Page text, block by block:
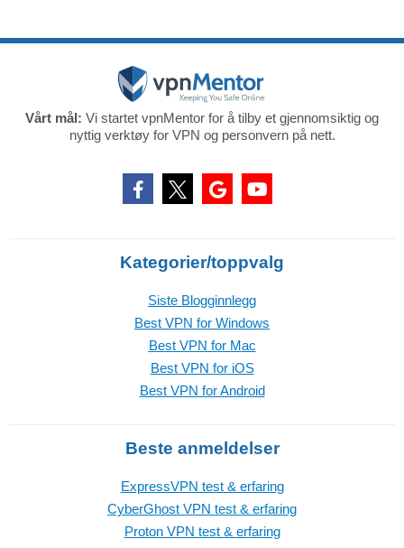
Vårt mål: Vi startet vpnMentor for å tilby et gjennomsiktig og
nyttig verktøy for VPN og personvern på nett.
Kategorier/toppvalg
Siste Blogginnlegg
Best VPN for Windows
Best VPN for Mac
Best VPN for iOS
Best VPN for Android
Beste anmeldelser
ExpressVPN test & erfaring
CyberGhost VPN test & erfaring
Proton VPN test & erfaring